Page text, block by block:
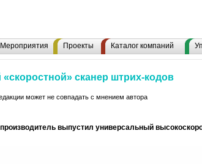
Мероприятия Проекты Каталог компаний
сканер штрих-кодов
может не совпадать с мнением автора
выпустил универсальный